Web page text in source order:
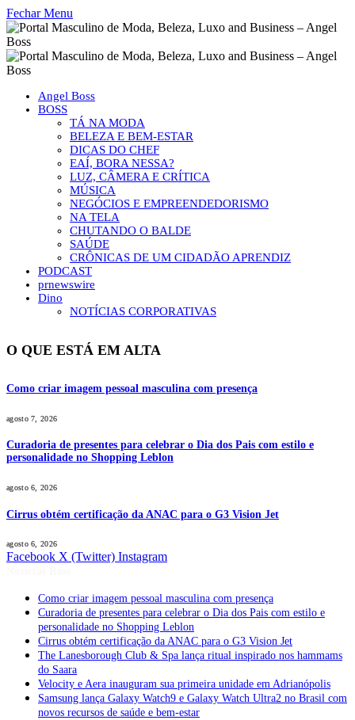
Fechar Menu
Angel Boss
BOSS
TÁ NA MODA
BELEZA E BEM-ESTAR
DICAS DO CHEF
EAÍ, BORA NESSA?
LUZ, CÂMERA E CRÍTICA
MÚSICA
NEGÓCIOS E EMPREENDEDORISMO
NA TELA
CHUTANDO O BALDE
SAÚDE
CRÔNICAS DE UM CIDADÃO APRENDIZ
PODCAST
prnewswire
Dino
NOTÍCIAS CORPORATIVAS
O QUE ESTÁ EM ALTA
Como criar imagem pessoal masculina com presença
agosto 7, 2026
Curadoria de presentes para celebrar o Dia dos Pais com estilo e
personalidade no Shopping Leblon
agosto 6, 2026
Cirrus obtém certificação da ANAC para o G3 Vision Jet
agosto 6, 2026
Facebook X (Twitter) Instagram
Como criar imagem pessoal masculina com presença
Curadoria de presentes para celebrar o Dia dos Pais com estilo e
personalidade no Shopping Leblon
Cirrus obtém certificação da ANAC para o G3 Vision Jet
The Lanesborough Club & Spa lança ritual inspirado nos hammams
do Saara
Velocity e Aera inauguram sua primeira unidade em Adrianópolis
Samsung lança Galaxy Watch9 e Galaxy Watch Ultra2 no Brasil com
novos recursos de saúde e bem-estar